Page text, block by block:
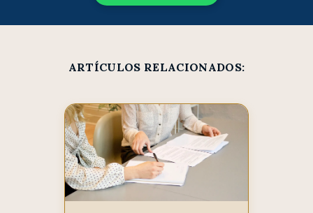
ARTÍCULOS RELACIONADOS: